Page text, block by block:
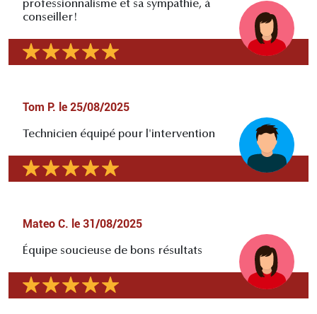
professionnalisme et sa sympathie, à
conseiller!
Tom P. le 25/08/2025
Technicien équipé pour l'intervention
Mateo C. le 31/08/2025
Équipe soucieuse de bons résultats